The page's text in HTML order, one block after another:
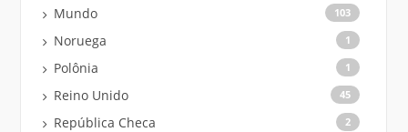
Mundo 103
Noruega 1
Polônia 1
Reino Unido 45
República Checa 2